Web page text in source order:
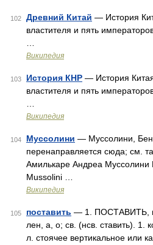
102 Древний Китай — История
властителя и пять
Википедия
103 История КНР — История
властителя и пять
Википедия
104 Муссолини — Муссолини,
перенаправляется сюда; см.
Амилькаре Андреа Муссолини
Mussolini …
Википедия
105 поставить — 1. ПОСТАВИТЬ,
лен, а, о; св. (нсв. ставить). 1.
л. стоячее вертикальное или